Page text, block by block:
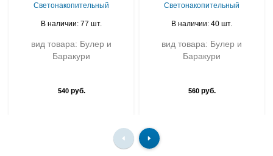
Светонакопительный
В наличии: 77 шт.
вид товара: Булер и
Баракури
540руб.
Светонакопительный
В наличии: 40 шт.
вид товара: Булер и
Баракури
560руб.